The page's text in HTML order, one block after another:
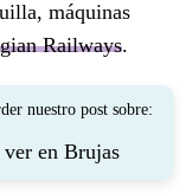
máquinas
Railways.
nuestro post sobre:
ver en Brujas